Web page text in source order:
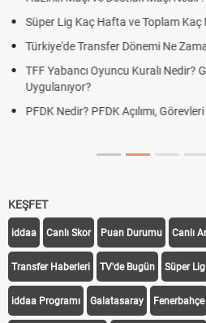
Skor Ne Demek? Sporda Skor
Futbol Nasıl Oynanır? Temel
Deplasman Golü Kuralı
Uygulanıyor?
DGS Sonuçları Ne Zaman
KEŞFET
iddaa Canlı Skor Puan Durumu Canlı
Transfer Haberleri TV'de Bugün Süper
iddaa Programı Galatasaray Fenerbahçe